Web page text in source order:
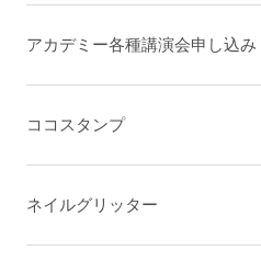
アカデミー各種講演会申し込み
ココスタンプ
ネイルグリッター